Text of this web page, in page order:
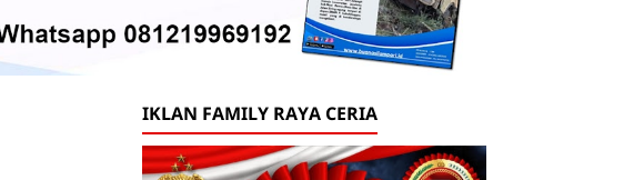
IKLAN FAMILY RAYA CERIA